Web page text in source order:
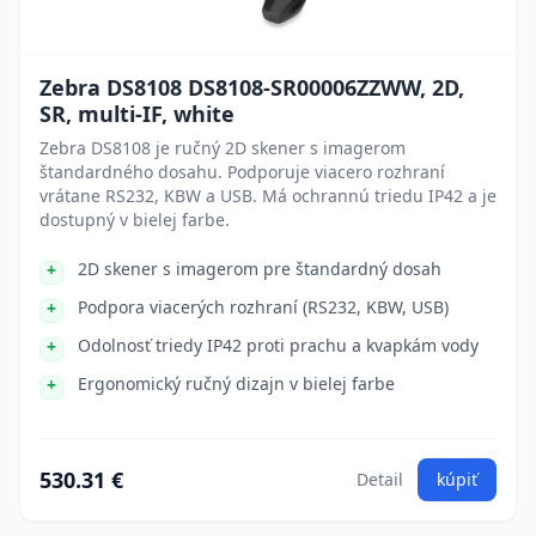
Zebra DS8108 DS8108-SR00006ZZWW, 2D,
SR, multi-IF, white
Zebra DS8108 je ručný 2D skener s imagerom
štandardného dosahu. Podporuje viacero rozhraní
vrátane RS232, KBW a USB. Má ochrannú triedu IP42 a je
dostupný v bielej farbe.
2D skener s imagerom pre štandardný dosah
Podpora viacerých rozhraní (RS232, KBW, USB)
Odolnosť triedy IP42 proti prachu a kvapkám vody
Ergonomický ručný dizajn v bielej farbe
530.31 € Detail kúpiť